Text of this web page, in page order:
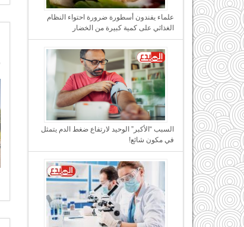
علماء يفندون أسطورة ضرورة احتواء النظام
الغذائي على كمية كبيرة من الخضار
السبب “الأكبر” الوحيد لارتفاع ضغط الدم يتمثل
في مكون شائع!